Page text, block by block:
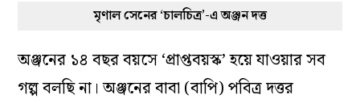
মৃণাল সেনের ‘চালচিত্র’-এ অঞ্জন দত্ত
অঞ্জনের ১৪ বছর বয়সে ‘প্রাপ্তবয়স্ক’ হয়ে যাওয়ার সব
গল্প বলছি না। অঞ্জনের বাবা (বাপি) পবিত্র দত্তর